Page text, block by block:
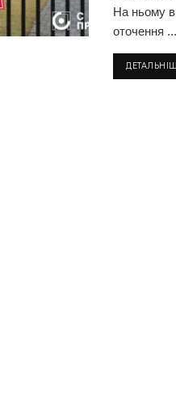
На ньому
оточення ...